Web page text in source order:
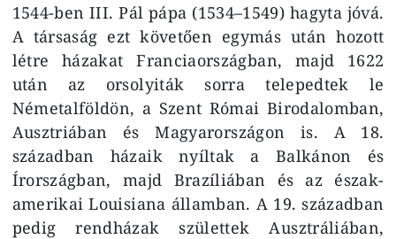
1544-ben III. Pál pápa (1534–1549) hagyta jóvá.
A társaság ezt követően egymás után hozott
létre házakat Franciaországban, majd 1622
után az orsolyiták sorra telepedtek le
Németalföldön, a Szent Római Birodalomban,
Ausztriában és Magyarországon is. A 18.
században házaik nyíltak a Balkánon és
Írországban, majd Brazíliában és az észak-
amerikai Louisiana államban. A 19. században
pedig rendházak születtek Ausztráliában,